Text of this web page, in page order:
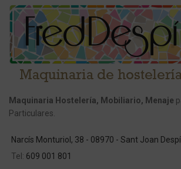
Maquinaria Hostelería, Mobiliario, Menaje
Particulares.
Narcís Monturiol, 38 - 08970 - Sant Joan
Tel: 609 001 801